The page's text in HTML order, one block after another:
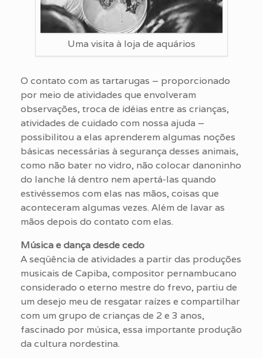
Uma visita à loja de aquários
O contato com as tartarugas – proporcionado
por meio de atividades que envolveram
observações, troca de idéias entre as crianças,
atividades de cuidado com nossa ajuda –
possibilitou a elas aprenderem algumas noções
básicas necessárias à segurança desses animais,
como não bater no vidro, não colocar danoninho
do lanche lá dentro nem apertá-las quando
estivéssemos com elas nas mãos, coisas que
aconteceram algumas vezes. Além de lavar as
mãos depois do contato com elas.
Música e dança desde cedo
A seqüência de atividades a partir das produções
musicais de Capiba, compositor pernambucano
considerado o eterno mestre do frevo, partiu de
um desejo meu de resgatar raízes e compartilhar
com um grupo de crianças de 2 e 3 anos,
fascinado por música, essa importante produção
da cultura nordestina.